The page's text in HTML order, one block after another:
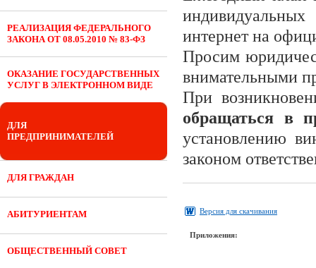
РЕАЛИЗАЦИЯ ФЕДЕРАЛЬНОГО
ЗАКОНА ОТ 08.05.2010 № 83-ФЗ
ОКАЗАНИЕ ГОСУДАРСТВЕННЫХ
УСЛУГ В ЭЛЕКТРОННОМ ВИДЕ
ДЛЯ
ПРЕДПРИНИМАТЕЛЕЙ
ДЛЯ ГРАЖДАН
АБИТУРИЕНТАМ
ОБЩЕСТВЕННЫЙ СОВЕТ
интернет на
Просим
внимательными
При
обращаться в
установлению
законом
Версия для скачивания
Приложения: